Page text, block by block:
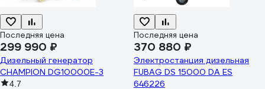
Последняя цена
299 990 ₽
Дизельный генератор
CHAMPION DG10000E-3
4.7
Последняя цена
370 880 ₽
Электростанция дизельная
FUBAG DS 15000 DA ES
646226